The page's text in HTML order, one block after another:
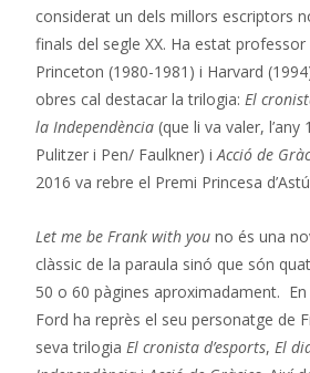
considerat un dels millors escriptors
finals del segle XX. Ha estat
Princeton (1980-1981) i Harvard
obres cal destacar la trilogia: El
la Independència (que li va valer, l’any
Pulitzer i Pen/ Faulkner) iAcció de
2016 va rebre el Premi Princesa
Let me be Frank with you no és una
clàssic de la paraula sinó que són
50 o 60 pàgines aproximadament.
Ford ha reprès el seu personatge de
seva trilogia El cronista d’esports, El